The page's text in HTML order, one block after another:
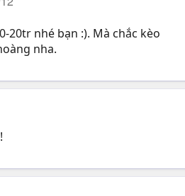
20tr nhé bạn :). Mà chắc kèo
nha.